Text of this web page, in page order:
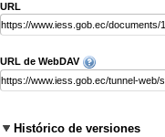
URL
URL de WebDAV
Histórico de versiones